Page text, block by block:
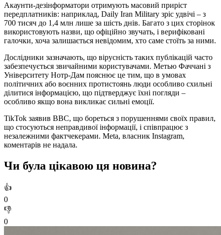
Акаунти-дезінформатори отримують масовий приріст
передплатників: наприклад, Daily Iran Military зріс удвічі – з
700 тисяч до 1,4 млн лише за шість днів. Багато з цих сторінок
використовують назви, що офіційно звучать, і верифіковані
галочки, хоча залишається невідомим, хто саме стоїть за ними.
Дослідники зазначають, що вірусність таких публікацій часто
забезпечується звичайними користувачами. Метью Фаччані з
Університету Нотр-Дам пояснює це тим, що в умовах
політичних або воєнних протистоянь люди особливо схильні
ділитися інформацією, що підтверджує їхні погляди –
особливо якщо вона викликає сильні емоції.
TikTok заявив BBC, що бореться з порушеннями своїх правил,
що стосуються неправдивої інформації, і співпрацює з
незалежними фактчекерами. Meta, власник Instagram,
коментарів не надала.
Чи була цікавою ця новина?
👍
0
👎
0